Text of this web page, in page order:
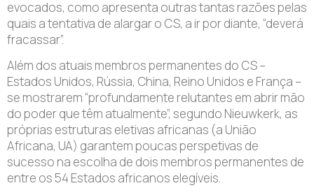
evocados, como apresenta outras tantas razões pelas
quais a tentativa de alargar o CS, a ir por diante, “deverá
fracassar”.
Além dos atuais membros permanentes do CS –
Estados Unidos, Rússia, China, Reino Unidos e França –
se mostrarem “profundamente relutantes em abrir mão
do poder que têm atualmente”, segundo Nieuwkerk, as
próprias estruturas eletivas africanas (a União
Africana, UA) garantem poucas perspetivas de
sucesso na escolha de dois membros permanentes de
entre os 54 Estados africanos elegíveis.